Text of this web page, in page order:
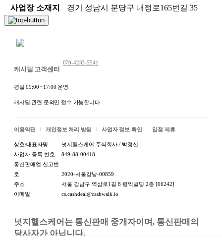
사업장 소재지
경기 성남시 분당구 내정로165번길 35
캐시딜 고객센터
070-4233-5541
평일 09:00 ~17:00 운영
캐시딜 관련 문의만 접수 가능합니다.
이용약관 개인정보 처리 방침 사업자 정보 확인 입점 제휴
상호/대표자명
넛지헬스케어 주식회사 / 박정신
사업자 등록 번호
849-88-00418
통신판매업 신고번
호
2020-서울강남-00859
주소
서울 강남구 역삼로1길 8 평익빌딩 2층 [06242]
이메일
cs.cashdeal@cashwalk.io
넛지헬스케어는 통신판매 중개자이며, 통신판매의
당사자가 아닙니다.